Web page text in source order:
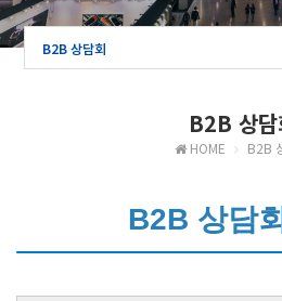
B2B 상담회
B2B 상담
HOME B2B
B2B 상담